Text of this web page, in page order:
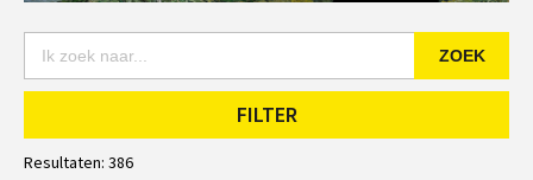
ZOEK
FILTER
Resultaten: 386